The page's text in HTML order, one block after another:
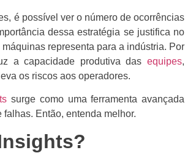
é possível ver o número de ocorrências
dessa estratégia se justifica no
representa para a indústria. Por
a capacidade produtiva das equipes,
os riscos aos operadores.
surge como uma ferramenta avançada
Então, entenda melhor.